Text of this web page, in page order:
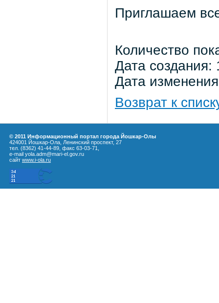
Приглашаем
Количество
Дата
Дата
Возврат к
© 2011 Информационный портал города Йошкар-Олы
424001 Йошкар-Ола, Ленинский проспект, 27
тел. (8362) 41-44-89, факс 63-03-71,
e-mail yola.adm@mari-el.gov.ru
сайт www.i-ola.ru